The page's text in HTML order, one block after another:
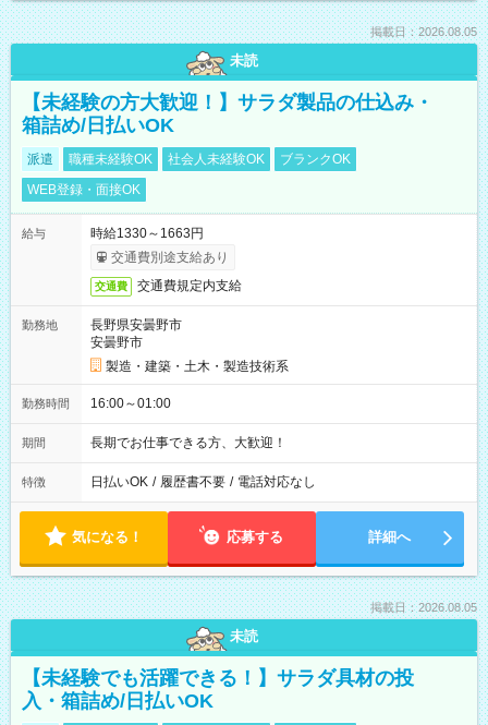
掲載日：2026.08.05
未読
【未経験の方大歓迎！】サラダ製品の仕込み・
箱詰め/日払いOK
派遣 職種未経験OK 社会人未経験OK
ブランクOK
WEB登録・面接OK
給与
時給1330～1663円
交通費別途支給あり
交通費 交通費規定内支給
勤務地
長野県安曇野市
安曇野市
製造・建築・土木・製造技術系
勤務時間 16:00～01:00
期間 長期でお仕事できる方、大歓迎！
特徴 日払いOK / 履歴書不要 / 電話対応なし
気になる！ 応募する 詳細へ
掲載日：2026.08.05
未読
【未経験でも活躍できる！】サラダ具材の投
入・箱詰め/日払いOK